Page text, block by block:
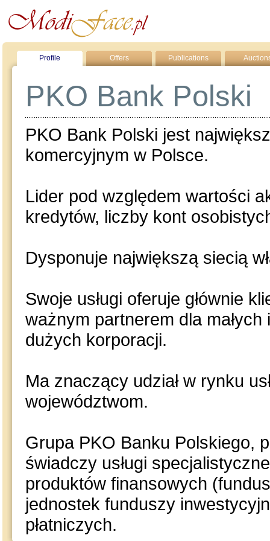
Profile Offers Publications
PKO Bank Polski
PKO Bank Polski jest
komercyjnym w Polsce.
Lider pod względem wartości
kredytów, liczby kont
Dysponuje największą siecią
Swoje usługi oferuje głównie
ważnym partnerem dla
dużych korporacji.
Ma znaczący udział w rynku
województwom.
Grupa PKO Banku Polskiego,
świadczy usługi
produktów finansowych
jednostek funduszy
płatniczych.